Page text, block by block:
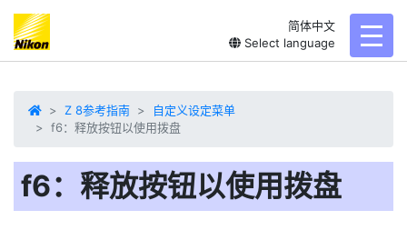
简体中文
Select language
Z 8参考指南
自定义设定菜单
f6：释放按钮以使用拨盘
f6：释放按钮以使用拨盘